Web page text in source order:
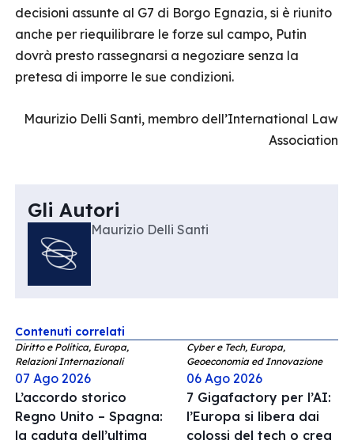
decisioni assunte al G7 di Borgo Egnazia, si è riunito
anche per riequilibrare le forze sul campo, Putin
dovrà presto rassegnarsi a negoziare senza la
pretesa di imporre le sue condizioni.
Maurizio Delli Santi, membro dell’International Law
Association
Gli Autori
Maurizio Delli Santi
Contenuti correlati
Diritto e Politica, Europa,
Relazioni Internazionali
07 Ago 2026
L’accordo storico
Regno Unito – Spagna:
la caduta dell’ultima
Cyber e Tech, Europa,
Geoeconomia ed Innovazione
06 Ago 2026
7 Gigafactory per l’AI:
l’Europa si libera dai
colossi del tech o crea